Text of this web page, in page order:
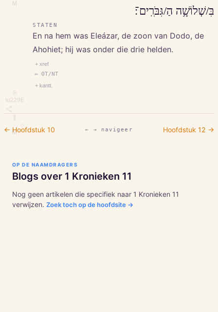
M
⎘
\u229E
M
בִּ/שְׁלוֹשָׁ֥ה הַ/גִּבֹּרִֽים־׃
STATEN
En na hem was Eleázar, de zoon van Dodo, de
Ahohiet; hij was onder die drie helden.
+ xref
↔ OT/NT
+ kantt.
← Hoofdstuk 10 ← → navigeer Hoofdstuk 12 →
OP DE NAAMDRAGERS
Blogs over 1 Kronieken 11
Nog geen artikelen die specifiek naar 1 Kronieken 11
verwijzen. Zoek toch op de hoofdsite →